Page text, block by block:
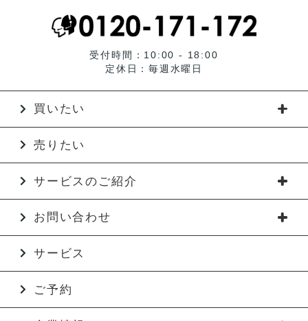
受付時間：10:00 - 18:00
定休日：毎週水曜日
買いたい
売りたい
サービスのご紹介
お問い合わせ
サービス
ご予約